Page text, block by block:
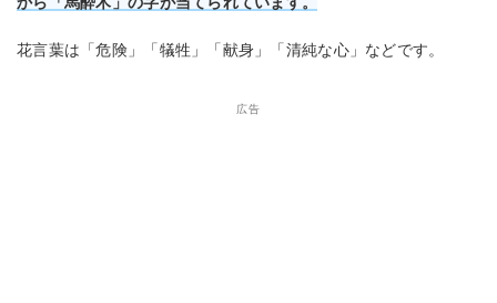
花言葉は「危険」「犠牲」「献身」「清純な心」などです。
広告